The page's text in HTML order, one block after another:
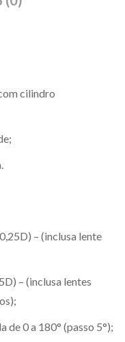
cilindro
– (inclusa lente
– (inclusa lentes
de 0 a 180° (passo 5°);